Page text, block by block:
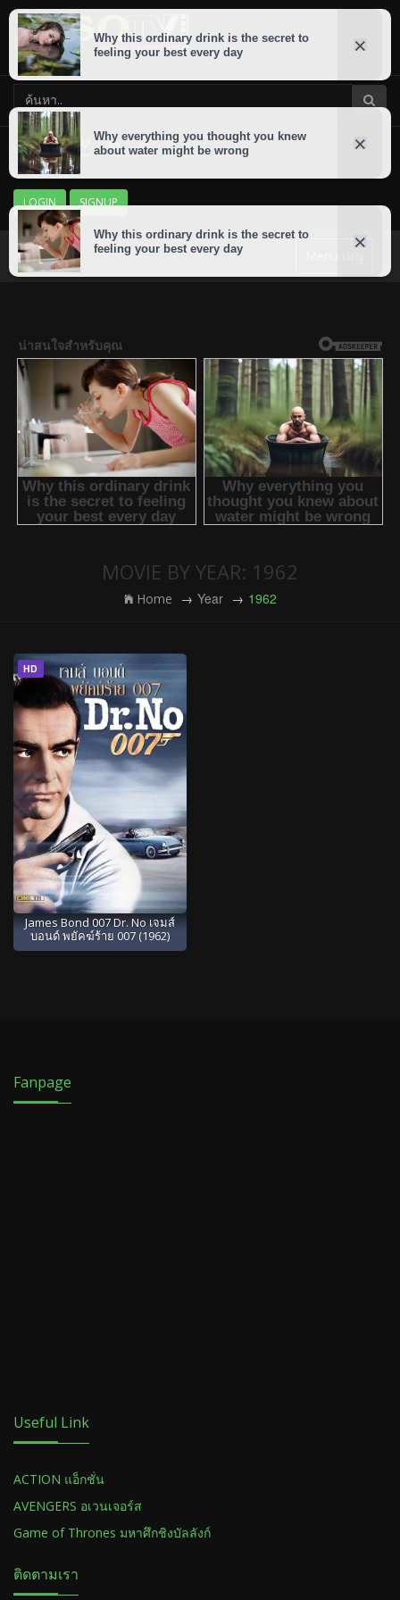
LOGIN SIGNUP
MOVIE BY YEAR: 1962
Home Year 1962
HD
James Bond 007 Dr. No เจมส์
บอนด์ พยัคฆ์ร้าย 007 (1962)
Fanpage
Useful Link
ACTION แอ็กชั่น
AVENGERS อเวนเจอร์ส
Game of Thrones มหาศึกชิงบัลลังก์
ติดตามเรา